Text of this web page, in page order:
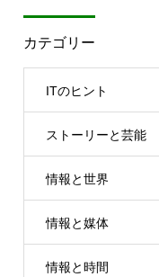
カテゴリー
ITのヒント
ストーリーと芸能
情報と世界
情報と媒体
情報と時間